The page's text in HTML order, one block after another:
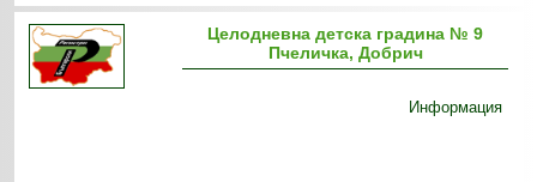
Целодневна детска градина № 9
Пчеличка, Добрич
Информация